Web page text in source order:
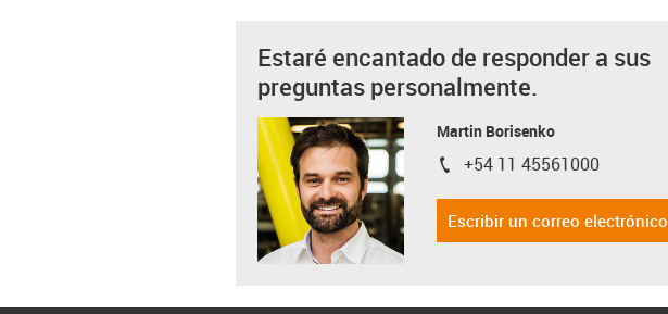
Estaré encantado de responder a sus
preguntas personalmente.
Martin Borisenko
igus-icon-phone
+54 11 45561000
Escribir un correo electrónico